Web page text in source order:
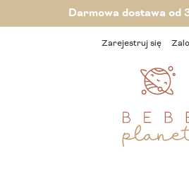
Darmowa dostawa od
Zarejestruj się